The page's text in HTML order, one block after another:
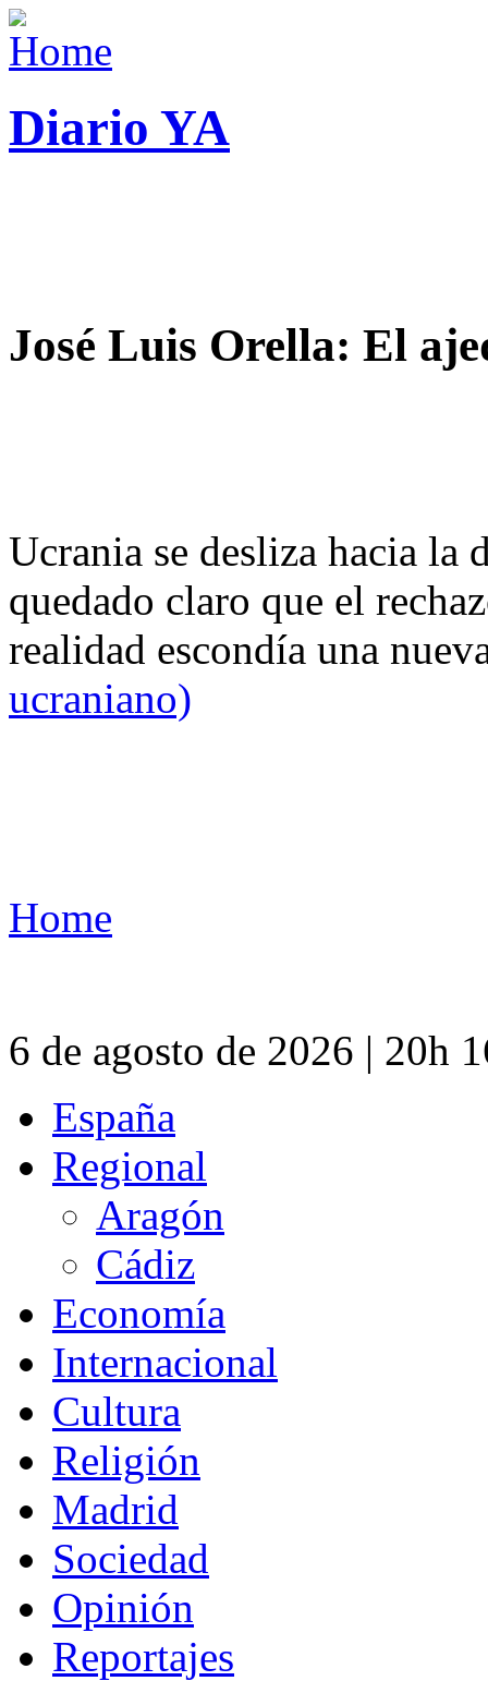
Diario YA
José Luis Orella: El
Ucrania se desliza hacia
quedado claro que el
realidad escondía una
ucraniano)
Home
6 de agosto de 2026 | 20h
España
Regional
Aragón
Cádiz
Economía
Internacional
Cultura
Religión
Madrid
Sociedad
Opinión
Reportajes